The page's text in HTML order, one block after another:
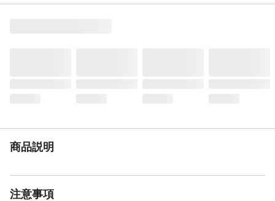
商品説明
注意事項